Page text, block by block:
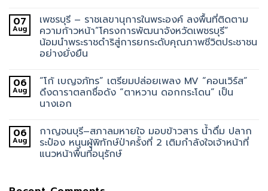
07
Aug
เพชรบุรี – ราชเลขานุการในพระองค์ ลงพื้นที่ติดตาม
ความก้าวหน้า”โครงการพัฒนาจังหวัดเพชรบุรี”
น้อมนำพระราชดำริสู่การยกระดับคุณภาพชีวิตประชาชน
อย่างยั่งยืน
06
Aug
“โก้ เบญจภัทร” เตรียมปล่อยเพลง MV “คอนเวิร์ส”
ดึงดาราตลกชื่อดัง “ตาหวาน ดอกกระโดน” เป็น
นางเอก
06
Aug
กาญจนบุรี–สภาลมหายใจ มอบข้าวสาร น้ำดื่ม ปลาก
ระป๋อง หนุนผู้พิทักษ์ป่าครั้งที่ 2 เติมกำลังใจเจ้าหน้าที่
แนวหน้าพื้นที่อนุรักษ์